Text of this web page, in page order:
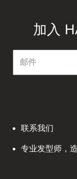
加入
联系我们
专业发型师，